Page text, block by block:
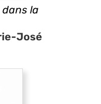
la
José